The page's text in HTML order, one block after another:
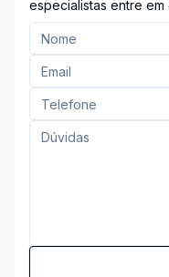
especialistas entre em